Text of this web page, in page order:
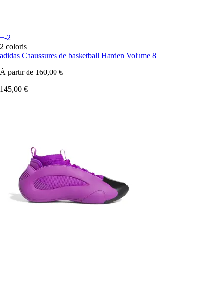
+-2
2 coloris
adidas Chaussures de basketball Harden Volume 8
À partir de 160,00 €
145,00 €